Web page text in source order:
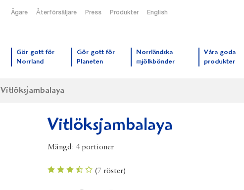
Ägare Återförsäljare Press Produkter English
Gör gott för
Norrland
Gör gott för
Planeten
Norrländska
mjölkbönder
Våra goda
produkter
Vitlöksjambalaya
Vitlöksjambalaya
Mängd: 4 portioner
(7 röster)